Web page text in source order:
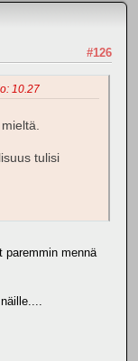
#126
10.27
tulisi
paremmin mennä